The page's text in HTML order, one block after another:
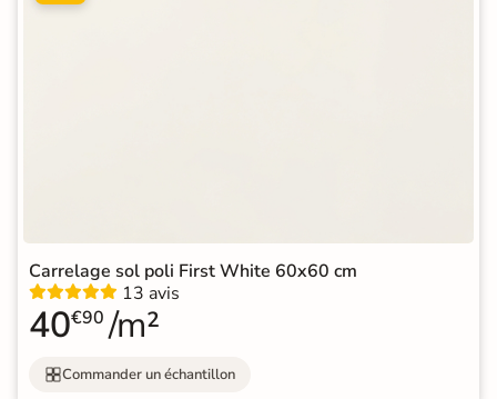
Carrelage sol poli First White 60x60 cm
13 avis
40€90 /m²
Commander un échantillon